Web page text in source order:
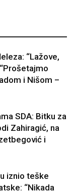
“Lažove,
i Nišom –
SDA: Bitku za
Zahiragić, na
i
iznio teške
“Nikada